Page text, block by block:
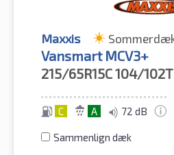
Maxxis
Vansmart MCV3+
215/65R15C104/102T
C A 72 dB
Sammenlign dæk